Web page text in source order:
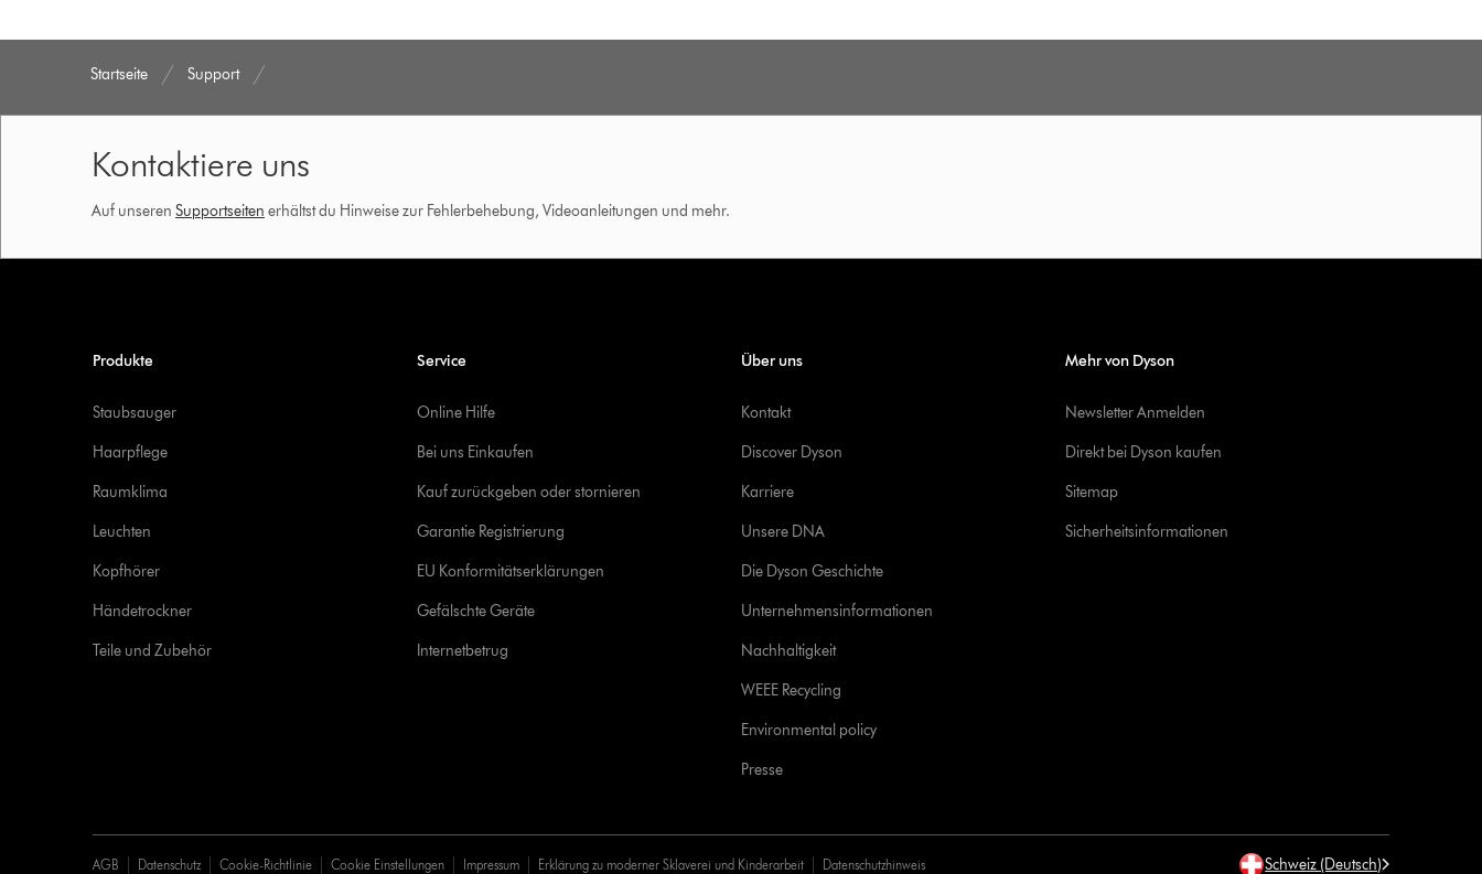
Startseite Support
Kontaktiere uns
Auf unseren Supportseiten erhältst du Hinweise zur Fehlerbehebung, Videoanleitungen und mehr.
Produkte
Staubsauger
Haarpflege
Raumklima
Leuchten
Kopfhörer
Händetrockner
Teile und Zubehör
Service
Online Hilfe
Bei uns Einkaufen
Kauf zurückgeben oder stornieren
Garantie Registrierung
EU Konformitätserklärungen
Gefälschte Geräte
Internetbetrug
Über uns
Kontakt
Discover Dyson
Karriere
Unsere DNA
Die Dyson Geschichte
Unternehmensinformationen
Nachhaltigkeit
WEEE Recycling
Environmental policy
Presse
Mehr von Dyson
Newsletter Anmelden
Direkt bei Dyson kaufen
Sitemap
Sicherheitsinformationen
AGB Datenschutz Cookie-Richtlinie Cookie Einstellungen Impressum Erklärung zu moderner Sklaverei und Kinderarbeit Datenschutzhinweis Schweiz (Deutsch)